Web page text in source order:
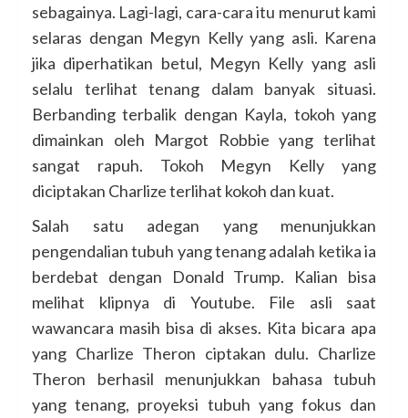
sebagainya. Lagi-lagi, cara-cara itu menurut kami
selaras dengan Megyn Kelly yang asli. Karena
jika diperhatikan betul, Megyn Kelly yang asli
selalu terlihat tenang dalam banyak situasi.
Berbanding terbalik dengan Kayla, tokoh yang
dimainkan oleh Margot Robbie yang terlihat
sangat rapuh. Tokoh Megyn Kelly yang
diciptakan Charlize terlihat kokoh dan kuat.
Salah satu adegan yang menunjukkan
pengendalian tubuh yang tenang adalah ketika ia
berdebat dengan Donald Trump. Kalian bisa
melihat klipnya di Youtube. File asli saat
wawancara masih bisa di akses. Kita bicara apa
yang Charlize Theron ciptakan dulu. Charlize
Theron berhasil menunjukkan bahasa tubuh
yang tenang, proyeksi tubuh yang fokus dan